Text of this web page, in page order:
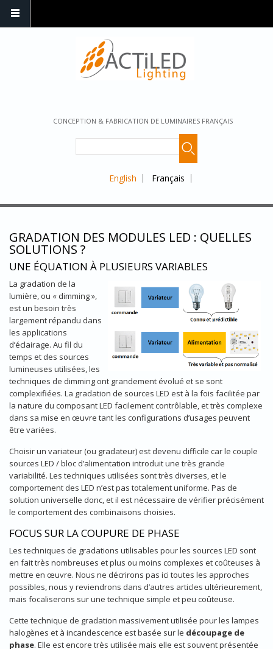
CONCEPTION & FABRICATION DE LUMINAIRES FRANÇAIS
English Français
GRADATION DES MODULES LED : QUELLES
SOLUTIONS ?
UNE ÉQUATION À PLUSIEURS VARIABLES
​La gradation de la
lumière, ou « dimming »,
est un besoin très
largement répandu dans
les applications
d’éclairage. Au fil du
temps et des sources
lumineuses utilisées, les
techniques de dimming ont grandement évolué et se sont
complexifiées. La gradation de sources LED est à la fois facilitée par
la nature du composant LED facilement contrôlable, et très complexe
dans sa mise en œuvre tant les configurations d’usages peuvent
être variées.
Choisir un variateur (ou gradateur) est devenu difficile car le couple
sources LED / bloc d’alimentation introduit une très grande
variabilité. Les techniques utilisées sont très diverses, et le
comportement des LED n’est pas totalement uniforme. Pas de
solution universelle donc, et il est nécessaire de vérifier précisément
le comportement des combinaisons choisies.
FOCUS SUR LA COUPURE DE PHASE
Les techniques de gradations utilisables pour les sources LED sont
en fait très nombreuses et plus ou moins complexes et coûteuses à
mettre en œuvre. Nous ne décrirons pas ici toutes les approches
possibles, nous y reviendrons dans d’autres articles ultérieurement,
mais focaliserons sur une technique simple et peu coûteuse.
Cette technique de gradation massivement utilisée pour les lampes
halogènes et à incandescence est basée sur le découpage de
phase. Elle est encore très utilisée mais elle est souvent présentée